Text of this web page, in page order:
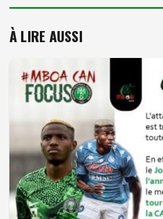
À LIRE AUSSI